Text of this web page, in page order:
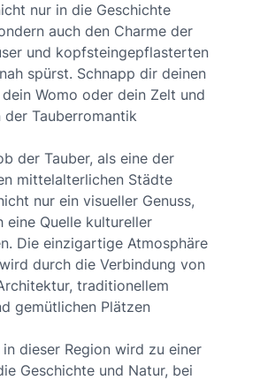
nur in die Geschichte
auch den Charme der
und kopfsteingepflasterten
spürst. Schnapp dir deinen
Womo oder dein Zelt und
der Tauberromantik
der Tauber, als eine der
mittelalterlichen Städte
nur ein visueller Genuss,
eine Quelle kultureller
Die einzigartige Atmosphäre
durch die Verbindung von
traditionellem
gemütlichen Plätzen
in dieser Region wird zu einer
Geschichte und Natur, bei